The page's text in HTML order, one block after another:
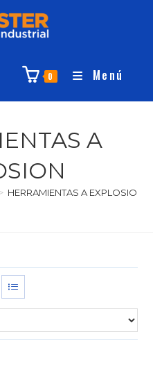
0 Menú
A
> HERRAMIENTAS A EXPLOSION